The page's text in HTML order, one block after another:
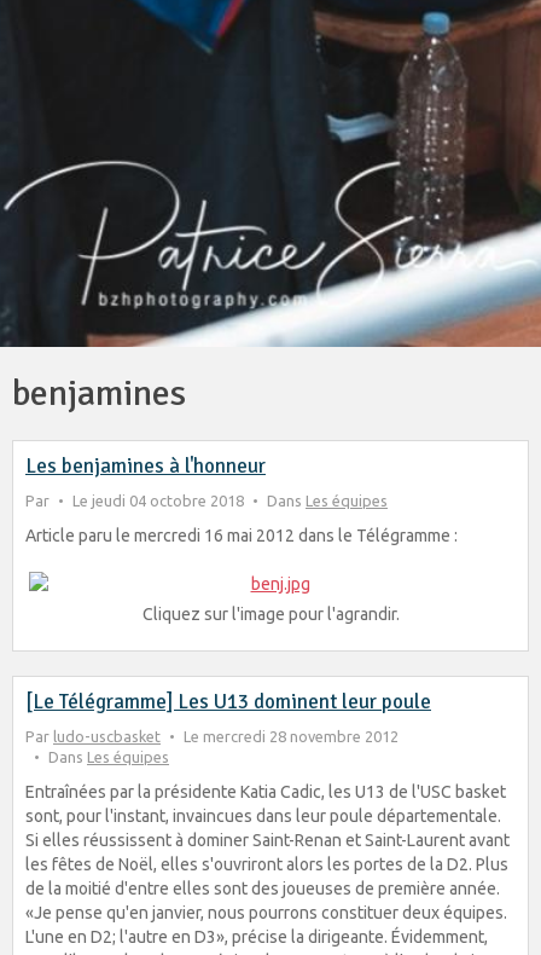
benjamines
Les benjamines à l'honneur
Par Le jeudi 04 octobre 2018 Dans Les équipes
Article paru le mercredi 16 mai 2012 dans le Télégramme :
Cliquez sur l'image pour l'agrandir.
[Le Télégramme] Les U13 dominent leur poule
Par ludo-uscbasket
Le mercredi 28 novembre 2012
Dans Les équipes
Entraînées par la présidente Katia Cadic, les U13 de l'USC basket
sont, pour l'instant, invaincues dans leur poule départementale.
Si elles réussissent à dominer Saint-Renan et Saint-Laurent avant
les fêtes de Noël, elles s'ouvriront alors les portes de la D2. Plus
de la moitié d'entre elles sont des joueuses de première année.
«Je pense qu'en janvier, nous pourrons constituer deux équipes.
L'une en D2; l'autre en D3», précise la dirigeante. Évidemment,